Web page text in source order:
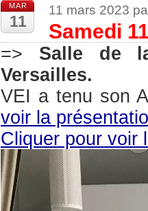
MAR
11
11 mars 2023
Samedi
=> Salle de
Versailles.
VEI a tenu son
voir la
Cliquer pour